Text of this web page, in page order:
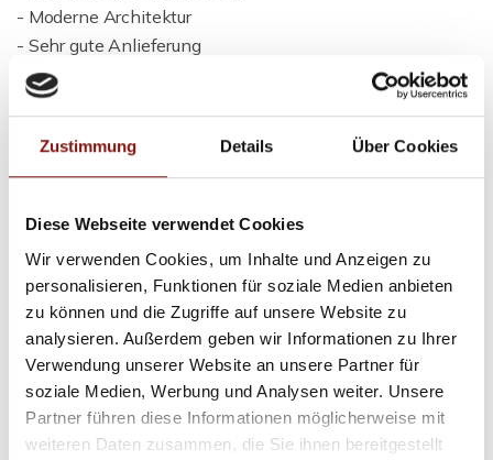
Zustimmung Details Über Cookies
Diese Webseite verwendet Cookies
Wir verwenden Cookies, um Inhalte und Anzeigen zu
personalisieren, Funktionen für soziale Medien anbieten
zu können und die Zugriffe auf unsere Website zu
analysieren. Außerdem geben wir Informationen zu Ihrer
Verwendung unserer Website an unsere Partner für
soziale Medien, Werbung und Analysen weiter. Unsere
Partner führen diese Informationen möglicherweise mit
weiteren Daten zusammen, die Sie ihnen bereitgestellt
- Moderne Architektur
- Sehr gute Anlieferung
Passantenfrequenzen pro Tag im Zeitraum:
Montag bis Samstag 19.5.2018 von 7.00 Uhr bis 19.00
- Bushaltestelle rechts: bis zu 18.500
- Bushaltestelle links: bis zu 8.000
Ansprechpartner
Firma